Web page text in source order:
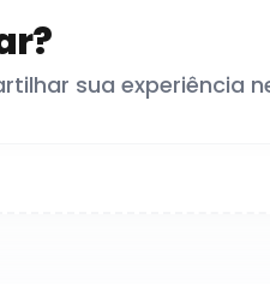
sua experiência